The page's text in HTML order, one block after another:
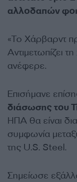
αλλοδαπών
«Το Χάρβαρντ
Αντιμετωπίζει
ανέφερε.
Επισήμανε
διάσωσης του
ΗΠΑ θα είναι
συμφωνία
της U.S. Steel.
Σημείωσε